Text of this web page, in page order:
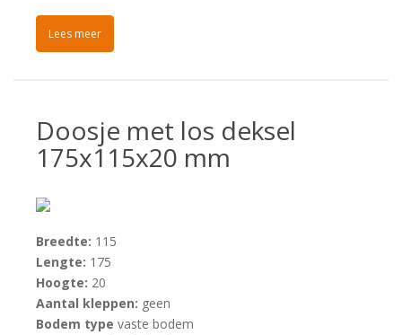
Lees meer
Doosje met los deksel
175x115x20 mm
Breedte: 115
Lengte: 175
Hoogte: 20
Aantal kleppen: geen
Bodem type vaste bodem